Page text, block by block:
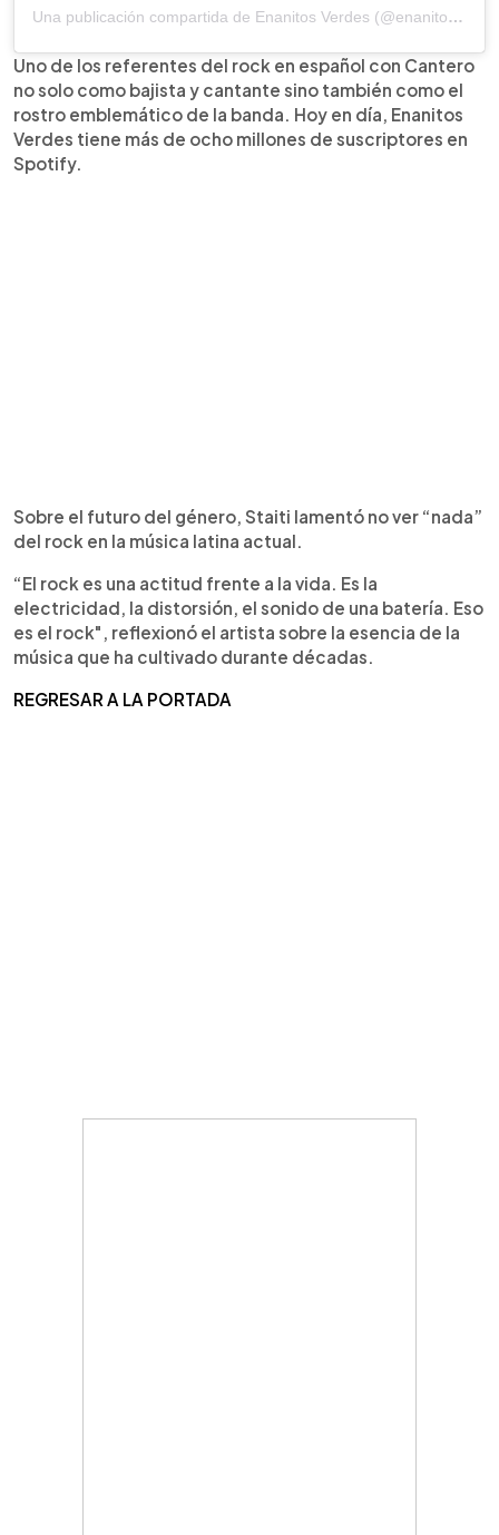
Una publicación compartida de Enanitos Verdes (@enanitosverdes)
Uno de los referentes del rock en español con Cantero
no solo como bajista y cantante sino también como el
rostro emblemático de la banda. Hoy en día, Enanitos
Verdes tiene más de ocho millones de suscriptores en
Spotify.
Sobre el futuro del género, Staiti lamentó no ver “nada”
del rock en la música latina actual.
“El rock es una actitud frente a la vida. Es la
electricidad, la distorsión, el sonido de una batería. Eso
es el rock", reflexionó el artista sobre la esencia de la
música que ha cultivado durante décadas.
REGRESAR A LA PORTADA